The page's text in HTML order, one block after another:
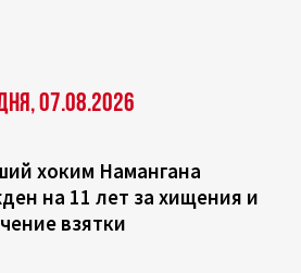
07.08.2026
хоким Намангана
на 11 лет за хищения и
взятки